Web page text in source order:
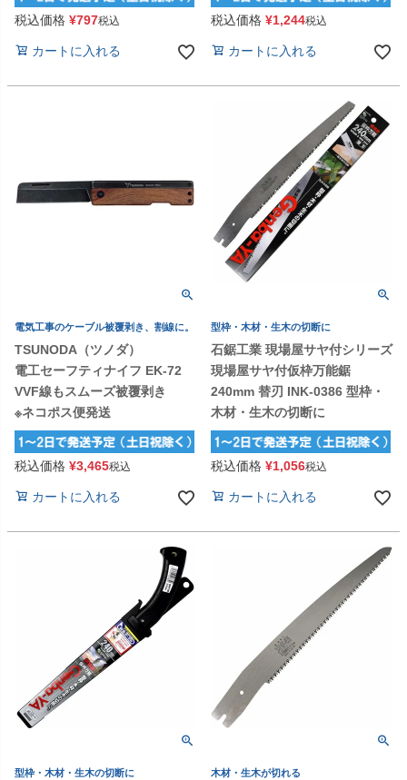
税込価格 ¥797税込
カートに入れる
税込価格 ¥1,244税込
カートに入れる
電気工事のケーブル被覆剥き、割線に。
TSUNODA（ツノダ）
電工セーフティナイフ EK-72
VVF線もスムーズ被覆剥き
※ネコポス便発送
税込価格 ¥3,465税込
カートに入れる
型枠・木材・生木の切断に
石鋸工業 現場屋サヤ付シリーズ
現場屋サヤ付仮枠万能鋸
240mm 替刃 INK-0386 型枠・
木材・生木の切断に
税込価格 ¥1,056税込
カートに入れる
型枠・木材・生木の切断に 木材・生木が切れる